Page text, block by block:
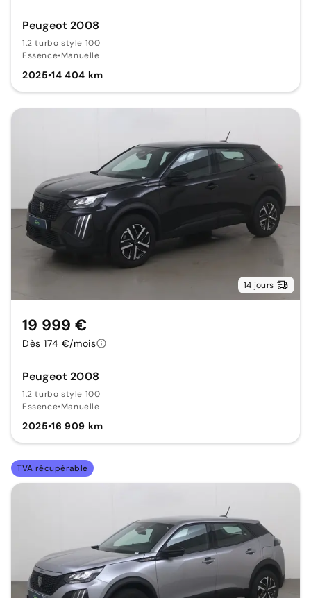
Peugeot 2008
1.2 turbo style 100
Essence•Manuelle
2025•14 404 km
14 jours
Peugeot 2008
1.2 turbo style 100
Essence•Manuelle
2025•16 909 km
19 999 €
Dès 174 €/mois
TVA récupérable